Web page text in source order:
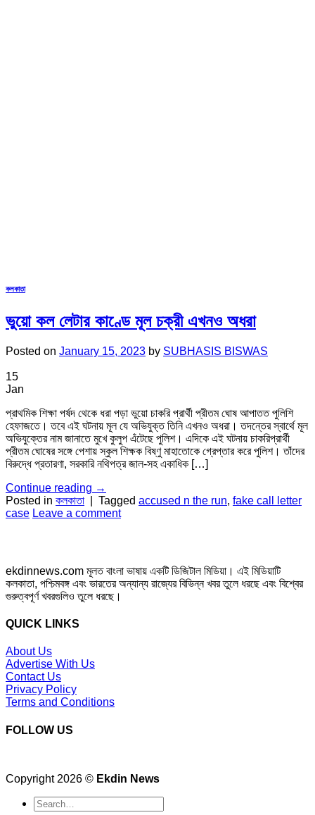
কলকাতা
ভুয়ো কল লেটার কাণ্ডে মূল চক্রী এখনও অধরা
Posted on January 15, 2023 by SUBHASIS BISWAS
15
Jan
প্রাথমিক শিক্ষা পর্ষদ থেকে ধরা পড়া ভুয়ো চাকরি প্রার্থী প্রীতম ঘোষ আপাতত পুলিশি
হেফাজতে। তবে এই ঘটনায় মূল যে অভিযুক্ত তিনি এখনও অধরা। তদন্তের স্বার্থে মূল
অভিযুক্তের নাম জানাতে মুখে কুলুপ এঁটেছে পুলিশ। এদিকে এই ঘটনায় চাকরিপ্রার্থী
প্রীতম ঘোষের সঙ্গে পেশায় স্কুল শিক্ষক বিষ্ণু মাহাতোকে গ্রেপ্তার করে পুলিশ। তাঁদের
বিরুদ্ধে প্রতারণা, সরকারি নথিপত্র জাল-সহ একাধিক […]
Continue reading →
Posted in কলকাতা Tagged accused n the run, fake call letter
case Leave a comment
ekdinnews.com মূলত বাংলা ভাষায় একটি ডিজিটাল মিডিয়া। এই মিডিয়াটি
কলকাতা, পশ্চিমবঙ্গ এবং ভারতের অন্যান্য রাজ্যের বিভিন্ন খবর তুলে ধরছে এবং বিশ্বের
গুরুত্বপূর্ণ খবরগুলিও তুলে ধরছে।
QUICK LINKS
About Us
Advertise With Us
Contact Us
Privacy Policy
Terms and Conditions
FOLLOW US
Copyright 2026 © Ekdin News